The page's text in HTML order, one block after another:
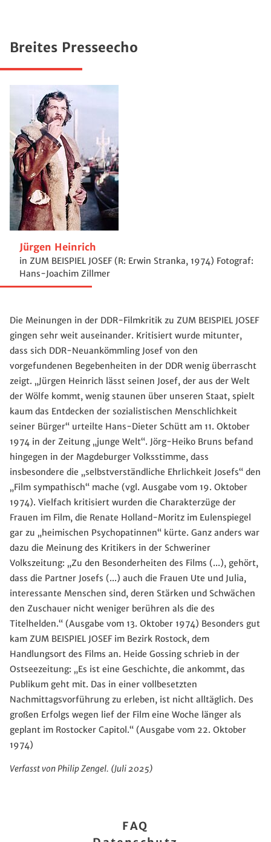
Breites Presseecho
Jürgen Heinrich
in ZUM BEISPIEL JOSEF (R: Erwin Stranka, 1974) Fotograf:
Hans-Joachim Zillmer
Die Meinungen in der DDR-Filmkritik zu ZUM BEISPIEL JOSEF
gingen sehr weit auseinander. Kritisiert wurde mitunter,
dass sich DDR-Neuankömmling Josef von den
vorgefundenen Begebenheiten in der DDR wenig überrascht
zeigt. „Jürgen Heinrich lässt seinen Josef, der aus der Welt
der Wölfe kommt, wenig staunen über unseren Staat, spielt
kaum das Entdecken der sozialistischen Menschlichkeit
seiner Bürger“ urteilte Hans-Dieter Schütt am 11. Oktober
1974 in der Zeitung „junge Welt“. Jörg-Heiko Bruns befand
hingegen in der Magdeburger Volksstimme, dass
insbesondere die „selbstverständliche Ehrlichkeit Josefs“ den
„Film sympathisch“ mache (vgl. Ausgabe vom 19. Oktober
1974). Vielfach kritisiert wurden die Charakterzüge der
Frauen im Film, die Renate Holland-Moritz im Eulenspiegel
gar zu „heimischen Psychopatinnen“ kürte. Ganz anders war
dazu die Meinung des Kritikers in der Schweriner
Volkszeitung: „Zu den Besonderheiten des Films (...), gehört,
dass die Partner Josefs (...) auch die Frauen Ute und Julia,
interessante Menschen sind, deren Stärken und Schwächen
den Zuschauer nicht weniger berühren als die des
Titelhelden.“ (Ausgabe vom 13. Oktober 1974) Besonders gut
kam ZUM BEISPIEL JOSEF im Bezirk Rostock, dem
Handlungsort des Films an. Heide Gossing schrieb in der
Ostseezeitung: „Es ist eine Geschichte, die ankommt, das
Publikum geht mit. Das in einer vollbesetzten
Nachmittagsvorführung zu erleben, ist nicht alltäglich. Des
großen Erfolgs wegen lief der Film eine Woche länger als
geplant im Rostocker Capitol.“ (Ausgabe vom 22. Oktober
1974)
Verfasst von Philip Zengel. (Juli 2025)
FAQ